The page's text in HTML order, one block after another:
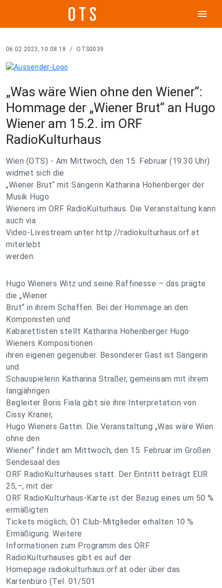
menu
06.02.2023, 10:08:18 / OTS0039
„Was wäre Wien ohne den Wiener“:
Hommage der „Wiener Brut“ an Hugo
Wiener am 15.2. im ORF
RadioKulturhaus
Wien (OTS) - Am Mittwoch, den 15. Februar (19.30 Uhr)
widmet sich die
„Wiener Brut“ mit Sängerin Katharina Hohenberger der
Musik Hugo
Wieners im ORF RadioKulturhaus. Die Veranstaltung kann
auch via
Video-Livestream unter http://radiokulturhaus.orf.at
miterlebt
werden.
Hugo Wieners Witz und seine Raffinesse – das prägte
die „Wiener
Brut“ in ihrem Schaffen. Bei der Hommage an den
Komponisten und
Kabarettisten stellt Katharina Hohenberger Hugo
Wieners Kompositionen
ihren eigenen gegenüber. Besonderer Gast ist Sängerin
und
Schauspielerin Katharina Straßer, gemeinsam mit ihrem
langjährigen
Begleiter Boris Fiala gibt sie ihre Interpretation von
Cissy Kraner,
Hugo Wieners Gattin. Die Veranstaltung „Was wäre Wien
ohne den
Wiener“ findet am Mittwoch, den 15. Februar im Großen
Sendesaal des
ORF RadioKulturhauses statt. Der Eintritt beträgt EUR
25,–; mit der
ORF RadioKulturhaus-Karte ist der Bezug eines um 50 %
ermäßigten
Tickets möglich; Ö1 Club-Mitglieder erhalten 10 %
Ermäßigung. Weitere
Informationen zum Programm des ORF
RadioKulturhauses gibt es auf der
Homepage radiokulturhaus.orf.at oder über das
Kartenbüro (Tel. 01/501